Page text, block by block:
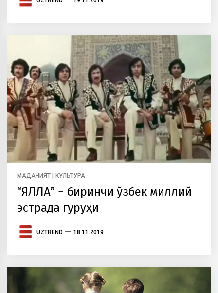
МАДАНИЯТ | КУЛЬТУРА
“ЯЛЛА” − биринчи ўзбек миллий
эстрада гуруҳи
UZTREND 18.11.2019